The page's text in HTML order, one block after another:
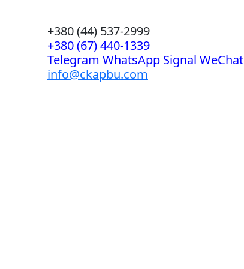
+380 (44) 537-2999
+380 (67) 440-1339
Telegram WhatsApp Signal WeChat
info@ckapbu.com